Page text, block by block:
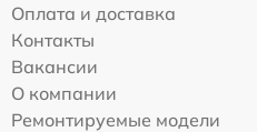
Оплата и доставка
Контакты
Вакансии
О компании
Ремонтируемые модели